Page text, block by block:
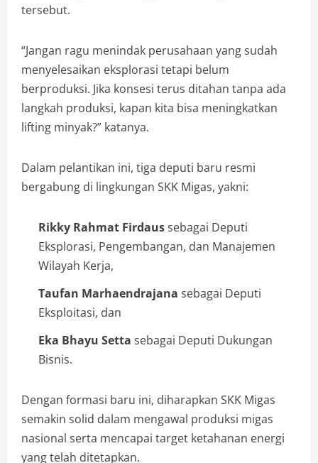
tersebut.
“Jangan ragu menindak perusahaan yang sudah
menyelesaikan eksplorasi tetapi belum
berproduksi. Jika konsesi terus ditahan tanpa ada
langkah produksi, kapan kita bisa meningkatkan
lifting minyak?” katanya.
Dalam pelantikan ini, tiga deputi baru resmi
bergabung di lingkungan SKK Migas, yakni:
Rikky Rahmat Firdaussebagai Deputi
Eksplorasi, Pengembangan, dan Manajemen
Wilayah Kerja,
Taufan Marhaendrajana sebagai Deputi
Eksploitasi, dan
Eka Bhayu Setta sebagai Deputi Dukungan
Bisnis.
Dengan formasi baru ini, diharapkan SKK Migas
semakin solid dalam mengawal produksi migas
nasional serta mencapai target ketahanan energi
yang telah ditetapkan.